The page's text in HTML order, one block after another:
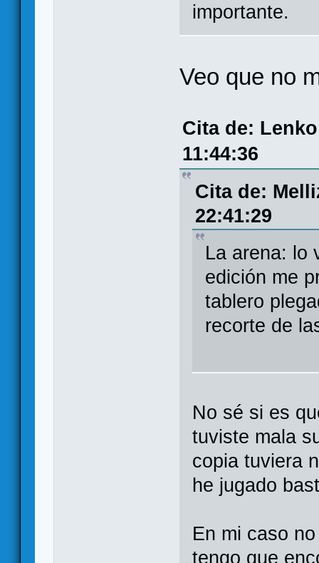
importante.
Veo que no
Cita de:
11:44:36
Cita de:
22:41:29
La arena: lo
edición me
tablero
recorte de
No sé si es
tuviste mala
copia tuviera
he jugado
En mi caso
tengo que